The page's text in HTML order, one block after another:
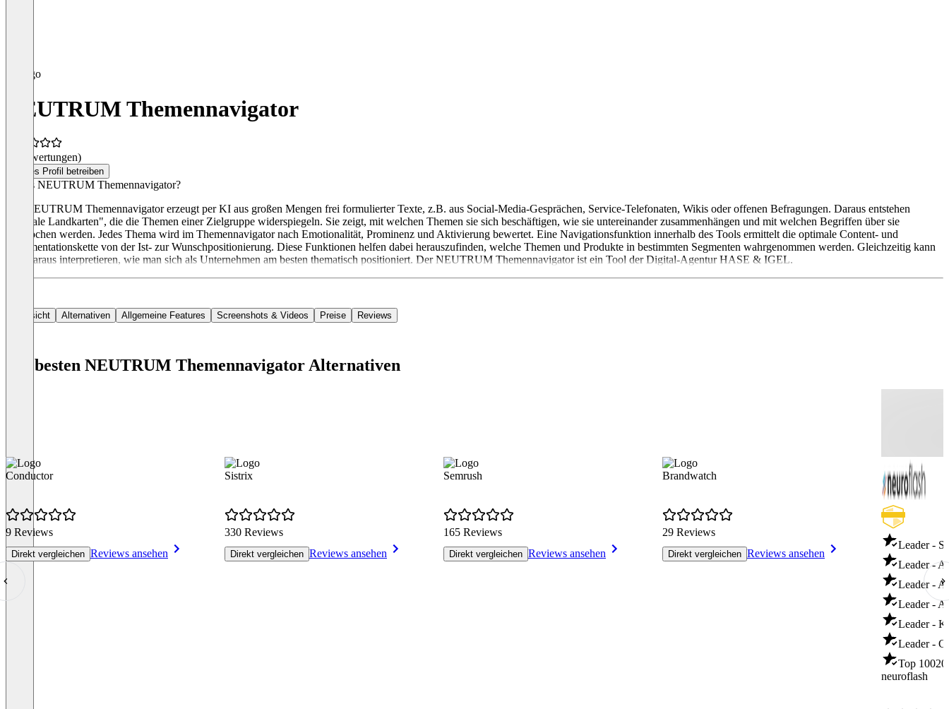
NEUTRUM Themennavigator
(0 Bewertungen)
Dieses Profil betreiben
Was is NEUTRUM Themennavigator?
Der NEUTRUM Themennavigator erzeugt per KI aus großen Mengen frei formulierter Texte, z.B. aus Social-Media-Gesprächen, Service-Telefonaten, Wikis oder offenen Befragungen. Daraus entstehen
"mentale Landkarten", die die Themen einer Zielgruppe widerspiegeln. Sie zeigt, mit welchen Themen sie sich beschäftigen, wie sie untereinander zusammenhängen und mit welchen Begriffen über sie
gesprochen werden. Jedes Thema wird im Themennavigator nach Emotionalität, Prominenz und Aktivierung bewertet. Eine Navigationsfunktion innerhalb des Tools ermittelt die optimale Content- und
Argumentationskette von der Ist- zur Wunschpositionierung. Diese Funktionen helfen dabei herauszufinden, welche Themen und Produkte in bestimmten Segmenten wahrgenommen werden. Gleichzeitig kann
man daraus interpretieren, wie man sich als Unternehmen am besten thematisch positioniert. Der NEUTRUM Themennavigator ist ein Tool der Digital-Agentur HASE & IGEL.
Übersicht Alternativen Allgemeine Features Screenshots & Videos Preise Reviews
Die besten NEUTRUM Themennavigator Alternativen
Conductor
9 Reviews
Direkt vergleichen Reviews ansehen
Sistrix
330 Reviews
Direkt vergleichen Reviews ansehen
Semrush
165 Reviews
Direkt vergleichen Reviews ansehen
Brandwatch
29 Reviews
Direkt vergleichen Reviews ansehen
Leader -
Leader -
Leader -
Leader -
Leader -
Leader -
Top 100
neuroflash